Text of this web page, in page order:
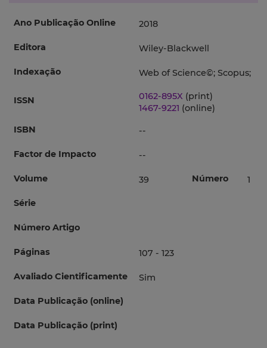
Ano Publicação Online 2018
Editora Wiley-Blackwell
Indexação Web of Science©; Scopus;
ISSN 0162-895X (print)
1467-9221 (online)
ISBN
--
Factor de Impacto --
Volume 39 Número 1
Série
Número Artigo
Páginas 107 - 123
Avaliado Cientificamente Sim
Data Publicação (online)
Data Publicação (print)